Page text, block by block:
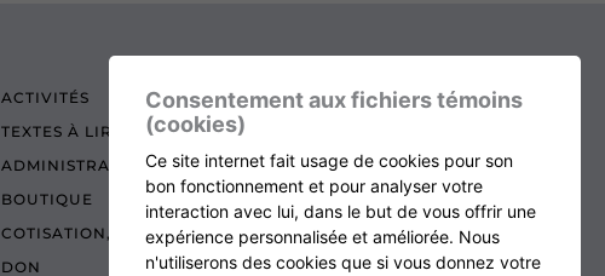
ACTIVITÉS
TEXTES À LIRE
ADMINISTRATION
BOUTIQUE
COTISATION, RENOUVELLEMENT ET ÉCHOS
DON
Consentement aux fichiers témoins
(cookies)
Ce site internet fait usage de cookies pour son
bon fonctionnement et pour analyser votre
interaction avec lui, dans le but de vous offrir une
expérience personnalisée et améliorée. Nous
n'utiliserons des cookies que si vous donnez votre